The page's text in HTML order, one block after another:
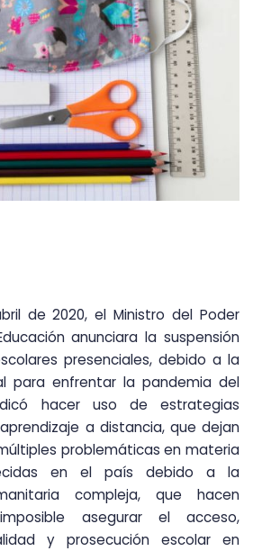
de 2020, el Ministro del Poder
anunciara la suspensión
presenciales, debido a la
para enfrentar la pandemia del
hacer uso de estrategias
a distancia, que dejan
problemáticas en materia
en el país debido a la
compleja, que hacen
asegurar el acceso,
y prosecución escolar en